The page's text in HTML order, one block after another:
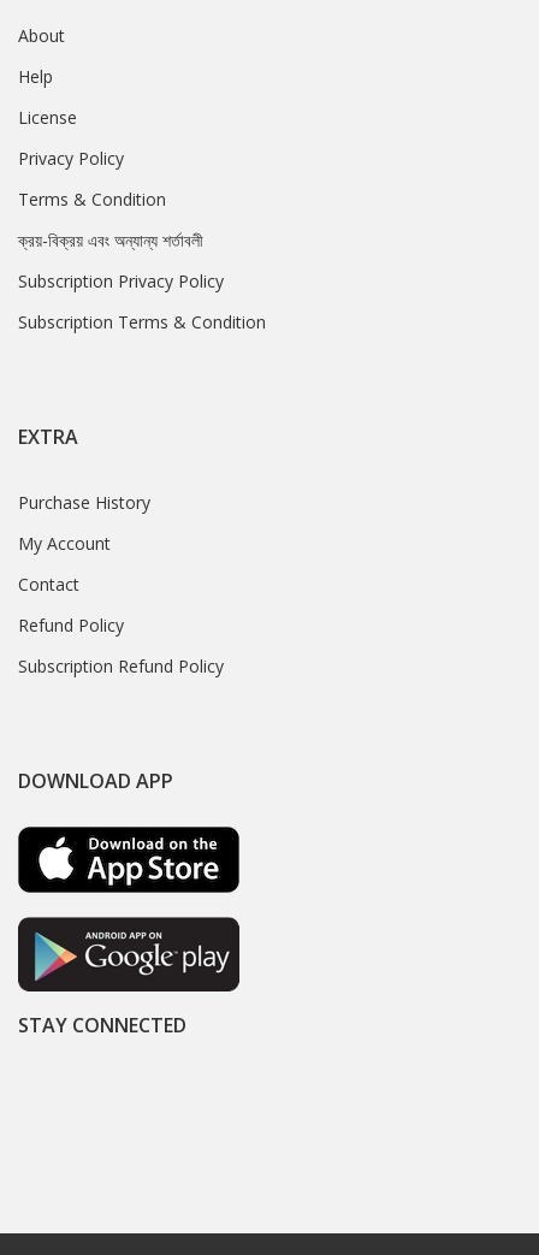
About
Help
License
Privacy Policy
Terms & Condition
ক্রয়-বিক্রয় এবং অন্যান্য শর্তাবলী
Subscription Privacy Policy
Subscription Terms & Condition
EXTRA
Purchase History
My Account
Contact
Refund Policy
Subscription Refund Policy
DOWNLOAD APP
STAY CONNECTED